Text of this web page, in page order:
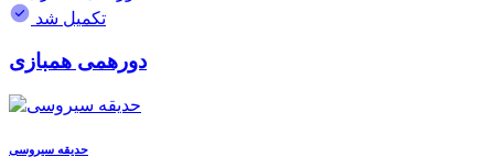
تکمیل شد
دورهمی همبازی
حدیقه سیروسی